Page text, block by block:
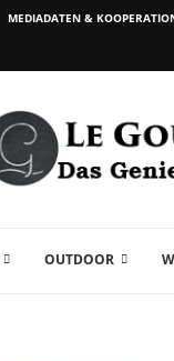
MEDIADATEN &
OUTDOOR